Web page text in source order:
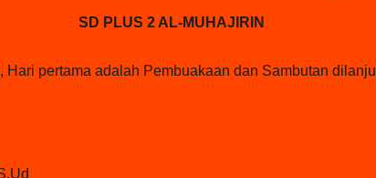
SD PLUS 2 AL-MUHAJIRIN
pertama adalah Pembuakaan dan Sambutan